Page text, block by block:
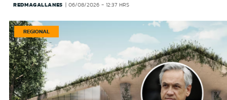
REDMAGALLANES 06/08/2026 - 12:37 HRS
REGIONAL